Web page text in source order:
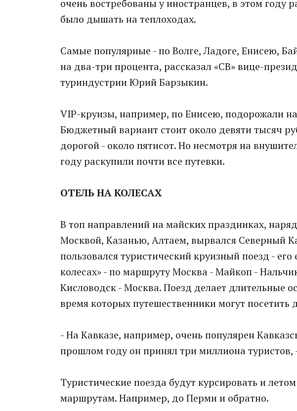
очень востребованы у иностранцев, в этом году
было дышать на теплоходах.
Самые популярные - по Волге, Ладоге, Енисею,
на два-три процента, рассказал «СВ» вице-
туриндустрии Юрий Барзыкин.
VIP-круизы, например, по Енисею, подорожали
Бюджетный вариант стоит около девяти тысяч
дорогой - около пятисот. Но несмотря на
году раскупили почти все путевки.
ОТЕЛЬ НА КОЛЕСАХ
В топ направлений на майских праздниках,
Москвой, Казанью, Алтаем, вырвался Северный
пользовался туристический круизный поезд -
колесах» - по маршруту Москва - Майкоп -
Кисловодск - Москва. Поезд делает длительные
время которых путешественники могут посетить
- На Кавказе, например, очень популярен
прошлом году он принял три миллиона туристов,
Туристические поезда будут курсировать и
маршрутам. Например, до Перми и обратно.